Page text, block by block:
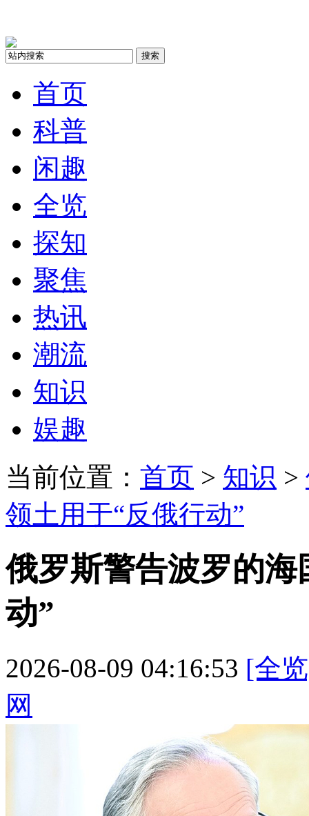
搜索
首页
科普
闲趣
全览
探知
聚焦
热讯
潮流
知识
娱趣
当前位置： 首页 > 知识 >
领土用于“反俄行动”
俄罗斯警告波罗的
动”
2026-08-09 04:16:53 [全
网